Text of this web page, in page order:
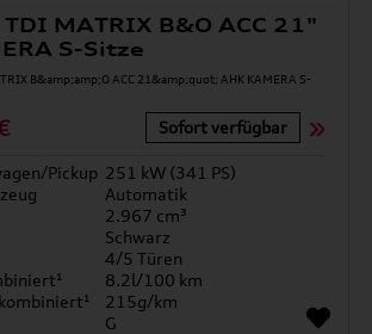
MATRIX B&O ACC 21"
S-Sitze
Sofort verfügbar
Pickup 251 kW (341 PS)
Automatik
2.967 cm³
Schwarz
4/5 Türen
8.2l/100 km
215g/km
G